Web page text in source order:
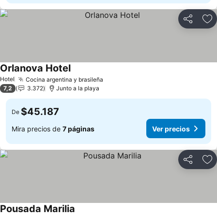
Compartir
Hotel Cocina argentina y brasileña
Orlanova HotelVer precios
7,2 3.372 Junto a la playa
De $45.187
Mira precios de 7 páginas Ver precios
Compartir
Pousada Marilia